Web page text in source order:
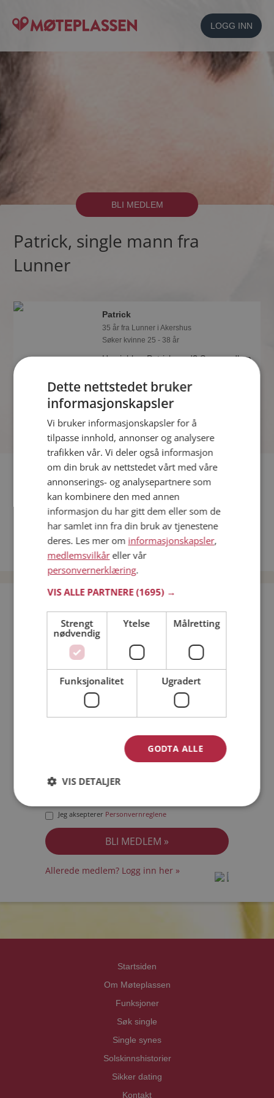
LOGG INN
BLI MEDLEM
Patrick, single mann fra
Lunner
Patrick
35 år fra Lunner i Akershus
Søker kvinne 25 - 38 år
Hva jobber Patrick med? Som medlem
detaljer om de single.
Fler single
Kvinner fra Lunner
Date kvinner i Norge
Date menn i Norge
Jeg er en: Mann Kvinne
Min alder:
Jeg aksepterer Personvernreglene
Allerede medlem? Logg inn her »
Startsiden
Om Møteplassen
Funksjoner
Søk single
Single synes
Solskinnshistorier
Sikker dating
Kontakt
Dette nettstedet bruker
informasjonskapsler
Vi bruker informasjonskapsler for å
tilpasse innhold, annonser og analysere
trafikken vår. Vi deler også informasjon
om din bruk av nettstedet vårt med våre
annonserings- og analysepartnere som
kan kombinere den med annen
informasjon du har gitt dem eller som de
har samlet inn fra din bruk av tjenestene
deres. Les mer om informasjonskapsler,
medlemsvilkåreller vår
personvernerklæring.
VIS ALLE PARTNERE(1695) →
Strengt
nødvendig
Ytelse Målretting
Funksjonalitet Ugradert
GODTA ALLE
VIS DETALJER